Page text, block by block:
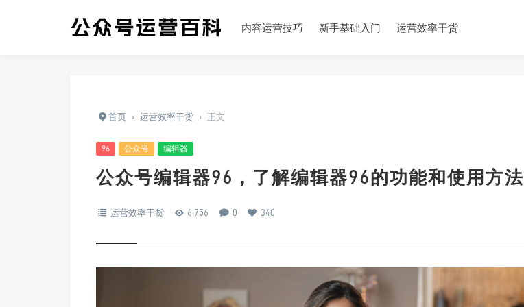
内容运营技巧 新手基础入门 运营效率干货
首页 › 运营效率干货 › 正文
96 公众号 编辑器
公众号编辑器96，了解编辑器96的功能和使用方法
运营效率干货 6,756 0 340